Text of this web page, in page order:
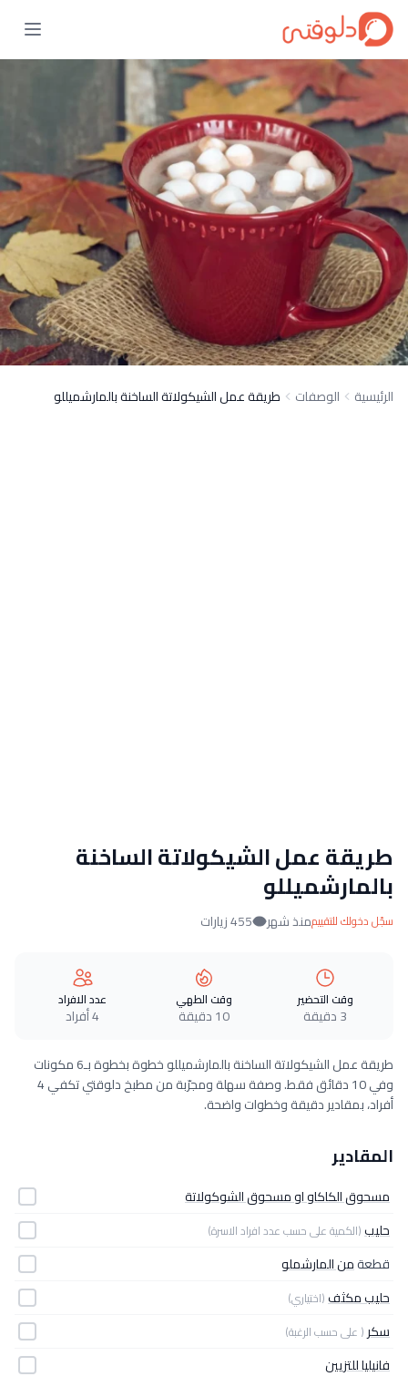
الرئيسية الوصفات طريقة عمل الشيكولاتة الساخنة بالمارشميللو
طريقة عمل الشيكولاتة الساخنة
بالمارشميللو
سجّل دخولك للتقييممنذ شهر 455 زيارات
وقت التحضير
3 دقيقة
وقت الطهي
10 دقيقة
عدد الافراد
4 أفراد
طريقة عمل الشيكولاتة الساخنة بالمارشميللو خطوة بخطوة بـ6 مكونات
وفي 10 دقائق فقط. وصفة سهلة ومجرّبة من مطبخ دلوقتي تكفي 4
أفراد، بمقادير دقيقة وخطوات واضحة.
المقادير
مسحوق الكاكاو او مسحوق الشوكولاتة
حليب(الكمية على حسب عدد افراد الاسرة)
قطعةمن المارشملو
حليب مكثف(اختياري)
سكر ( على حسب الرغبة)
فانيليا للتزيين